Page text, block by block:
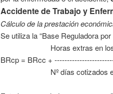
Accidente de Trabajo y
Cálculo de la prestación
Se utiliza la “Base Reguladora
Horas extras en los
BRcp = BRcc +
Nº días cotizados en los